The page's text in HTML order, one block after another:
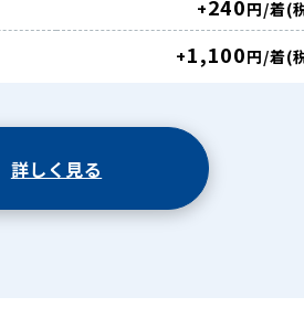
+240円/着(
+1,100円/着(
詳しく見る